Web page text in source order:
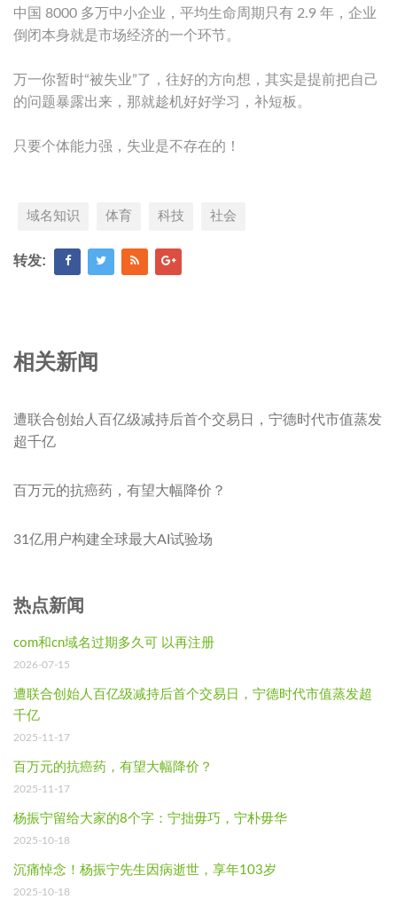
中国 8000 多万中小企业，平均生命周期只有 2.9 年，企业
倒闭本身就是市场经济的一个环节。
万一你暂时“被失业”了，往好的方向想，其实是提前把自己
的问题暴露出来，那就趁机好好学习，补短板。
只要个体能力强，失业是不存在的！
域名知识 体育 科技 社会
转发:
相关新闻
遭联合创始人百亿级减持后首个交易日，宁德时代市值蒸发
超千亿
百万元的抗癌药，有望大幅降价？
31亿用户构建全球最大AI试验场
热点新闻
com和cn域名过期多久可 以再注册
2026-07-15
遭联合创始人百亿级减持后首个交易日，宁德时代市值蒸发超
千亿
2025-11-17
百万元的抗癌药，有望大幅降价？
2025-11-17
杨振宁留给大家的8个字：宁拙毋巧，宁朴毋华
2025-10-18
沉痛悼念！杨振宁先生因病逝世，享年103岁
2025-10-18